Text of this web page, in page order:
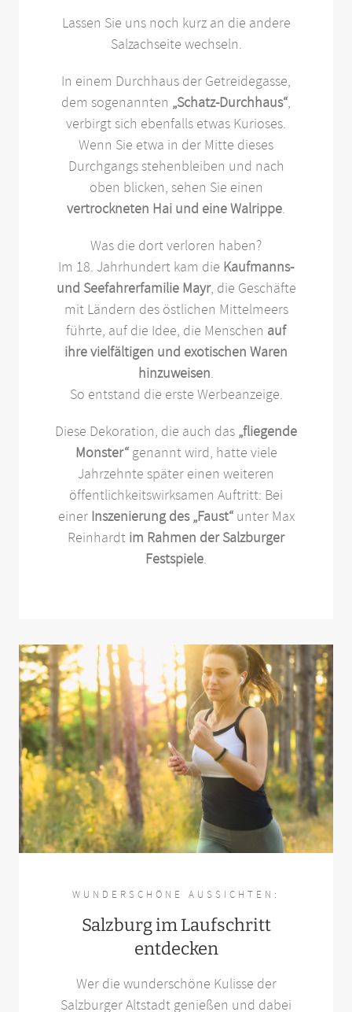
Lassen Sie uns noch kurz an die andere
Salzachseite wechseln.
In einem Durchhaus der Getreidegasse,
dem sogenannten „Schatz-Durchhaus“,
verbirgt sich ebenfalls etwas Kurioses.
Wenn Sie etwa in der Mitte dieses
Durchgangs stehenbleiben und nach
oben blicken, sehen Sie einen
vertrockneten Hai und eine Walrippe.
Was die dort verloren haben?
Im 18. Jahrhundert kam die Kaufmanns-
und Seefahrerfamilie Mayr, die Geschäfte
mit Ländern des östlichen Mittelmeers
führte, auf die Idee, die Menschen auf
ihre vielfältigen und exotischen Waren
hinzuweisen.
So entstand die erste Werbeanzeige.
Diese Dekoration, die auch das „fliegende
Monster“genannt wird, hatte viele
Jahrzehnte später einen weiteren
öffentlichkeitswirksamen Auftritt: Bei
einer Inszenierung des „Faust“unter Max
Reinhardt im Rahmen der Salzburger
Festspiele.
WUNDERSCHÖNE AUSSICHTEN:
Salzburg im Laufschritt
entdecken
Wer die wunderschöne Kulisse der
Salzburger Altstadt genießen und dabei